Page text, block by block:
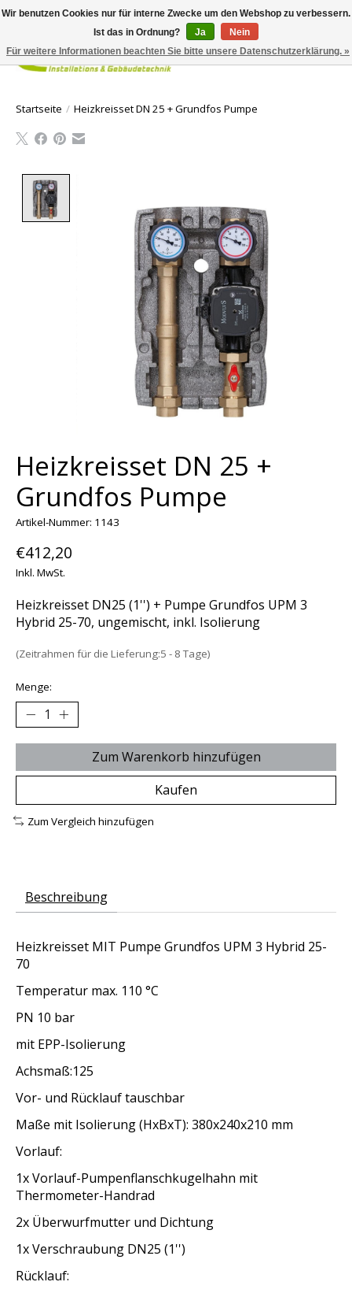
Ihr
Startseite / Heizkreisset DN 25 + Grundfos Pumpe
Heizkreisset DN 25 +
Grundfos Pumpe
Artikel-Nummer: 1143
€412,20
Inkl. MwSt.
Heizkreisset DN25 (1'') + Pumpe Grundfos UPM 3
Hybrid 25-70, ungemischt, inkl. Isolierung
(Zeitrahmen für die Lieferung:5 - 8 Tage)
Menge:
Zum Warenkorb hinzufügen
Kaufen
Zum Vergleich hinzufügen
Beschreibung
Heizkreisset MIT Pumpe Grundfos UPM 3 Hybrid 25-
70
Temperatur max. 110 °C
PN 10 bar
mit EPP-Isolierung
Achsmaß:125
Vor- und Rücklauf tauschbar
Maße mit Isolierung (HxBxT): 380x240x210 mm
Vorlauf:
1x Vorlauf-Pumpenflanschkugelhahn mit
Thermometer-Handrad
2x Überwurfmutter und Dichtung
1x Verschraubung DN25 (1'')
Rücklauf:
Wir benutzen Cookies nur für interne Zwecke um den Webshop zu verbessern.
Ist das in Ordnung?
Ja
Nein
Für weitere Informationen beachten Sie bitte unsere Datenschutzerklärung. »